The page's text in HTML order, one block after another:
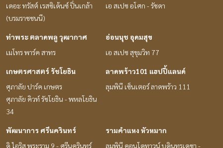
เดอะ ทรัสต์ เรสซิเด้นซ์ ปิ่นเกล้า
(บรมราชชนนี)
เอ สเปซ อโศก - รัชดา
ท่าพระ ตลาดพลู วุฒากาศ
เมโทร พาร์ค สาทร
อ่อนนุช อุดมสุข
เอ สเปซ สุขุมวิท 77
เกษตรศาสตร์ รัชโยธิน
ศุภาลัย ปาร์ค เกษตร
ศุภาลัย คิวท์ รัชโยธิน - พหลโยธิน
34
ลาดพร้าว101 แฮปปี้แลนด์
ลุมพินี เซ็นเตอร์ ลาดพร้าว 111
พัฒนาการ ศรีนครินทร์
ดิ ไอริส พระราม 9 - ศรีนครินทร์
รามคำแหง หัวหมาก
ลุมพินี คอนโดทาวน์ บดินทรเดชา -